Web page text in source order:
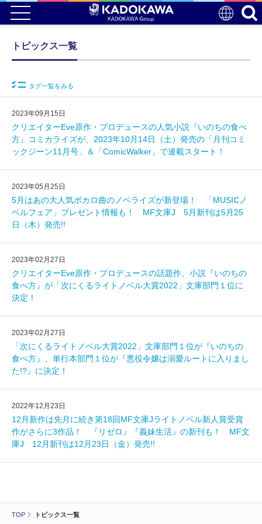
TOP トピックス一覧
トピックス一覧
タグ一覧をみる
2023年09月15日
クリエイターEve原作・プロデュースの人気小説『いのちの食べ
方』コミカライズが、2023年10月14日（土）発売の「月刊コミ
ックジーン11月号」＆「ComicWalker」で連載スタート！
2023年05月25日
5月はあの大人気ボカロ曲のノベライズが新登場！ 「MUSICノ
ベルフェア」プレゼント情報も！ MF文庫J 5月新刊は5月25
日（木）発売!!
2023年02月27日
クリエイターEve原作・プロデュースの話題作、小説『いのちの
食べ方』が「次にくるライトノベル大賞2022」文庫部門１位に
決定！
2023年02月27日
「次にくるライトノベル大賞2022」文庫部門１位が『いのちの
食べ方』、単行本部門１位が『悪役令嬢は溺愛ルートに入りまし
た!?』に決定！
2022年12月23日
12月新作は先月に続き第18回MF文庫Jライトノベル新人賞受賞
作がさらに3作品！ 『リゼロ』『義妹生活』の新刊も！ MF文
庫J 12月新刊は12月23日（金）発売!!